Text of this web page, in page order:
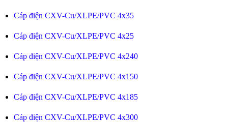
Cáp điện CXV-Cu/XLPE/PVC 4x35
Cáp điện CXV-Cu/XLPE/PVC 4x25
Cáp điện CXV-Cu/XLPE/PVC 4x240
Cáp điện CXV-Cu/XLPE/PVC 4x150
Cáp điện CXV-Cu/XLPE/PVC 4x185
Cáp điện CXV-Cu/XLPE/PVC 4x300